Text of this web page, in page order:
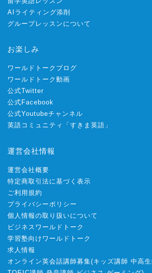
AIライティング添削
グループレッスンについて
お楽しみ
ワールドトークブログ
ワールドトーク動画
公式Twitter
公式Facebook
公式Youtubeチャンネル
英語コミュニティ「すきま英語」
運営会社情報
運営会社概要
特定商取引法に基づく表示
ご利用規約
プライバシーポリシー
個人情報の取り扱いについて
ビジネスワールドトーク
学習塾向けワールドトーク
求人情報
オンライン英会話講師募集(キッズ講師 中高